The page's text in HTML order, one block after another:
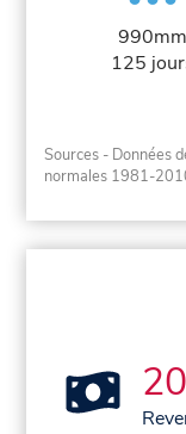
990mm
125
Sources - Données
normales 1981-